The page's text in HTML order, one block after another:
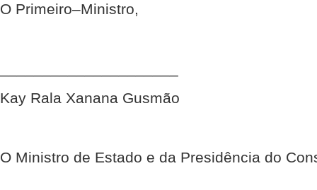
O Primeiro–Ministro,
Kay Rala Xanana Gusmão
O Ministro de Estado e da Presidência do